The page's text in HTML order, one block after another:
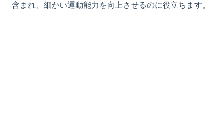
含まれ、細かい運動能力を向上させるのに役立ちます。